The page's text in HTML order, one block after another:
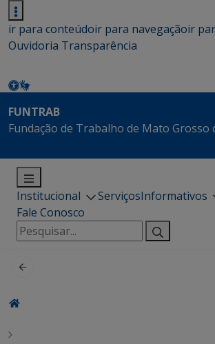
ir para conteúdoir para navegaçãoir
Ouvidoria Transparência
FUNTRAB
Fundação de Trabalho de Mato Grosso
Institucional ServiçosInformativos
Fale Conosco
Pesquisar
por: